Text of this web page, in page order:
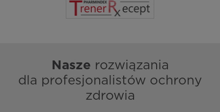
Nasze rozwiązania
dla profesjonalistów ochrony
zdrowia